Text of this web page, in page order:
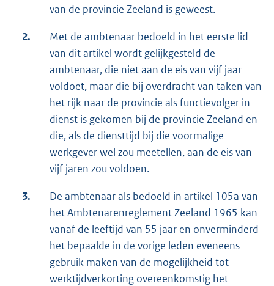
van de provincie Zeeland is geweest.
2.
Met de ambtenaar bedoeld in het eerste lid
van dit artikel wordt gelijkgesteld de
ambtenaar, die niet aan de eis van vijf jaar
voldoet, maar die bij overdracht van taken van
het rijk naar de provincie als functievolger in
dienst is gekomen bij de provincie Zeeland en
die, als de diensttijd bij die voormalige
werkgever wel zou meetellen, aan de eis van
vijf jaren zou voldoen.
3.
De ambtenaar als bedoeld in artikel 105a van
het Ambtenarenreglement Zeeland 1965 kan
vanaf de leeftijd van 55 jaar en onverminderd
het bepaalde in de vorige leden eveneens
gebruik maken van de mogelijkheid tot
werktijdverkorting overeenkomstig het